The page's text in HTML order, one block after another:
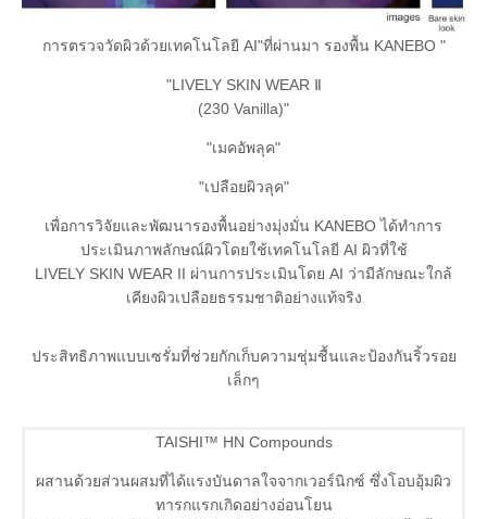
การตรวจวัดผิวด้วยเทคโนโลยี AI"ที่ผ่านมา รองพื้น KANEBO "
"LIVELY SKIN WEAR Ⅱ
(230 Vanilla)"
"เมคอัพลุค"
"เปลือยผิวลุค"
เพื่อการวิจัยและพัฒนารองพื้นอย่างมุ่งมั่น KANEBO ได้ทำการ
ประเมินภาพลักษณ์ผิวโดยใช้เทคโนโลยี AI ผิวที่ใช้
LIVELY SKIN WEAR II ผ่านการประเมินโดย AI ว่ามีลักษณะใกล้
เคียงผิวเปลือยธรรมชาติอย่างแท้จริง
ประสิทธิภาพแบบเซรั่มที่ช่วยกักเก็บความชุ่มชื้นและป้องกันริ้วรอย
เล็กๆ
TAISHI™ HN Compounds
ผสานด้วยส่วนผสมที่ได้แรงบันดาลใจจากเวอร์นิกซ์ ซึ่งโอบอุ้มผิว
ทารกแรกเกิดอย่างอ่อนโยน